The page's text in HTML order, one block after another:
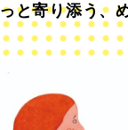
っと寄り添う、
心も前向きに